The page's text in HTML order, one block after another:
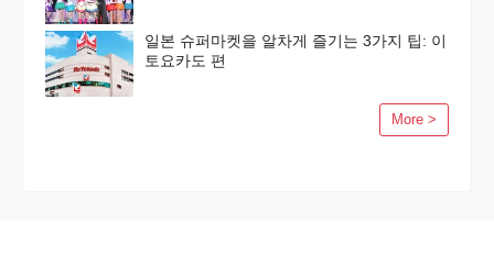
일본 슈퍼마켓을 알차게 즐기는 3가지 팁: 이
토요카도 편
More >